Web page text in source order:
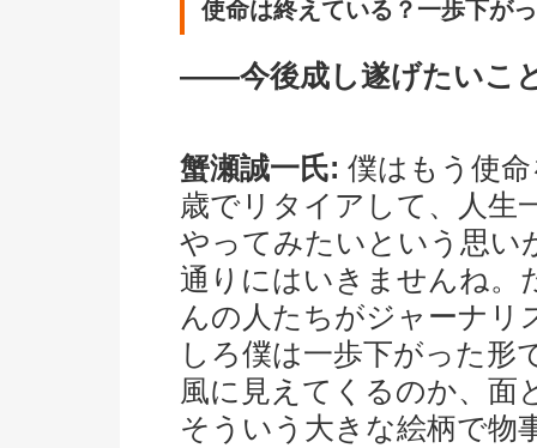
使命は終えている？一歩下が
――今後成し遂げたいこ
蟹瀬誠一氏: 僕はもう使
歳でリタイアして、人生
やってみたいという思い
通りにはいきませんね。
んの人たちがジャーナリ
しろ僕は一歩下がった形
風に見えてくるのか、面
そういう大きな絵柄で物